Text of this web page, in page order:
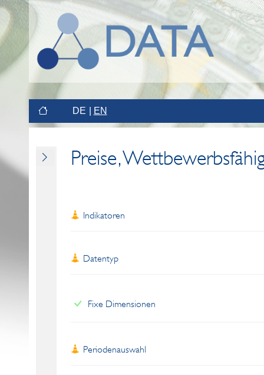
DE EN
Preise,
Indikatoren
Datentyp
Fixe Dimensionen
Periodenauswahl